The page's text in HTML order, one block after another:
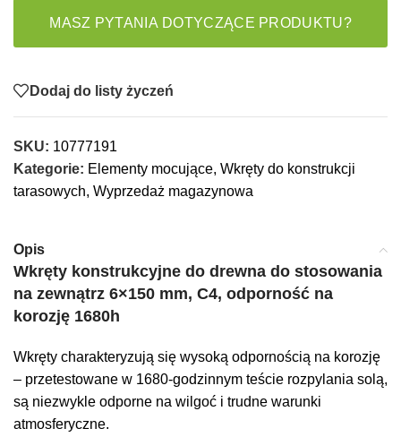
MASZ PYTANIA DOTYCZĄCE PRODUKTU?
Dodaj do listy życzeń
SKU: 10777191
Kategorie: Elementy mocujące, Wkręty do konstrukcji
tarasowych, Wyprzedaż magazynowa
Opis
Wkręty konstrukcyjne do drewna do stosowania
na zewnątrz 6×150 mm, C4, odporność na
korozję 1680h
Wkręty charakteryzują się wysoką odpornością na korozję
– przetestowane w 1680-godzinnym teście rozpylania solą,
są niezwykle odporne na wilgoć i trudne warunki
atmosferyczne.